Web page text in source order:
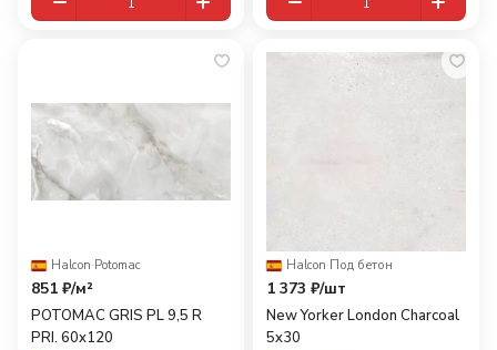
Halcon·Potomac
851 ₽/м²
POTOMAC GRIS PL 9,5 R
PRI. 60x120
Halcon·Под бетон
1 373 ₽/шт
New Yorker London Charcoal
5x30